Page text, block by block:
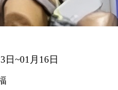
日~01月16日